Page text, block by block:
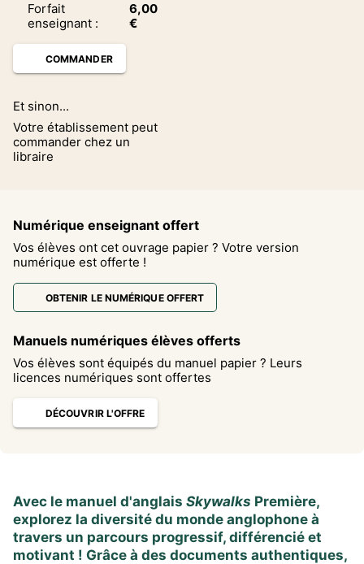
Forfait
enseignant :
6,00
€
COMMANDER
Et sinon...
Votre établissement peut
commander chez un
libraire
Numérique enseignant offert
Vos élèves ont cet ouvrage papier ? Votre version
numérique est offerte !
OBTENIR LE NUMÉRIQUE OFFERT
Manuels numériques élèves offerts
Vos élèves sont équipés du manuel papier ? Leurs
licences numériques sont offertes
DÉCOUVRIR L'OFFRE
Avec le manuel d'anglais Skywalks Première,
explorez la diversité du monde anglophone à
travers un parcours progressif, différencié et
motivant ! Grâce à des documents authentiques,